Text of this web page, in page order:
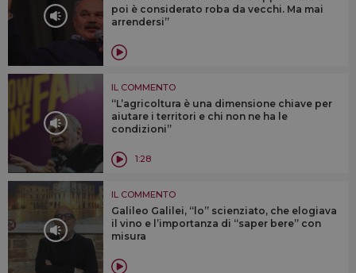
poi è considerato roba da vecchi. Ma mai
arrendersi”
IL COMMENTO
“L’agricoltura è una dimensione chiave per
aiutare i territori e chi non ne ha le
condizioni”
1:28
IL COMMENTO
Galileo Galilei, “lo” scienziato, che elogiava
il vino e l’importanza di “saper bere” con
misura